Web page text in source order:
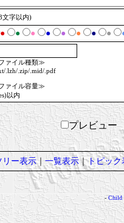
文字以内)
● ● ● ● ● ● ● ●
ァイル種類≫
.lzh/.zip/.mid/.pdf
ァイル容量≫
以内
プレビュ
リー表示｜一覧表示｜トピック
-Child